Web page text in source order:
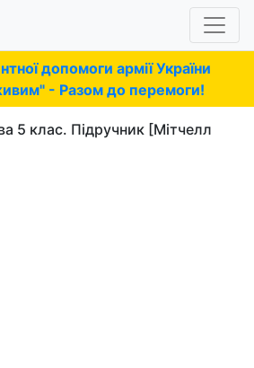
допомоги армії України
- Разом до перемоги!
5 клас. Підручник [Мітчелл